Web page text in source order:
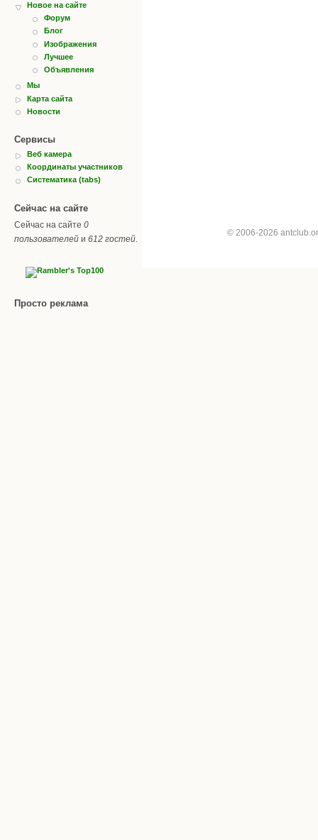
Новое на сайте
Форум
Блог
Изображения
Лучшее
Объявления
Мы
Карта сайта
Новости
Сервисы
Веб камера
Координаты участников
Систематика (tabs)
Сейчас на сайте
Сейчас на сайте 0
пользователей и 612 гостей.
Просто реклама
© 2006-2026